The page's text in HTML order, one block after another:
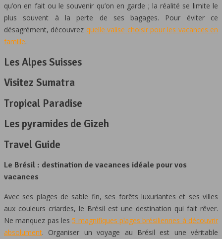
qu’on en fait ou le souvenir qu’on en garde ; la réalité se limite le
plus souvent à la perte de ses bagages. Pour éviter ce
désagrément, découvrez quelle valise choisir pour les vacances en
famille.
Les Alpes Suisses
Visitez Sumatra
Tropical Paradise
Les pyramides de Gizeh
Travel Guide
Le Brésil : destination de vacances idéale pour vos
vacances
Avec ses plages de sable fin, ses forêts luxuriantes et ses villes
aux couleurs criardes, le Brésil est une destination qui fait rêver.
Ne manquez pas les 5 magnifiques plages brésiliennes à découvrir
absolument. Organiser un voyage au Brésil est une véritable